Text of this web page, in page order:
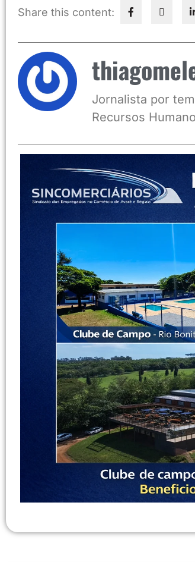
Share this content:
Jornalista por
Recursos